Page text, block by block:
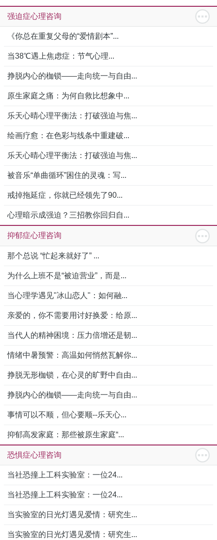
强迫症心理咨询
《你总在重复父母的“爱情剧本”...
当38℃遇上焦虑症：节气心理...
挣脱内心的枷锁——走向统一与自由...
原生家庭之痛：为何自救比想象中...
乐天心晴心理平衡法：打破强迫与焦...
绘画疗愈：在色彩与线条中重建破...
乐天心晴心理平衡法：打破强迫与焦...
被音乐“单曲循环”困住的灵魂：写...
戒掉拖延症，你就已经领先了90...
心理暗示成强迫？三招教你回归自...
抑郁症心理咨询
那个总说 “忙起来就好了” ...
为什么上班不是“被迫营业”，而是...
当心理学遇见"冰山恋人"：如何融...
亲爱的，你不需要用讨好换爱：给原...
当代人的精神困境：压力倍增还是韧...
情绪中暑预警：高温如何悄然瓦解你...
挣脱无形枷锁，在心灵的旷野中自由...
挣脱内心的枷锁——走向统一与自由...
事情可以不顺，但心要顺--乐天心...
抑郁高发家庭：那些被原生家庭“...
恐惧症心理咨询
当社恐撞上工科实验室：一位24...
当社恐撞上工科实验室：一位24...
当实验室的日光灯遇见爱情：研究生...
当实验室的日光灯遇见爱情：研究生...